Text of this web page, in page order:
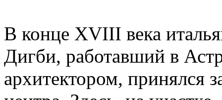
В конце XVIII века
Дигби, работавший в
архитектором, принялся